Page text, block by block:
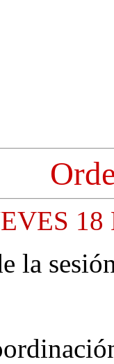
la